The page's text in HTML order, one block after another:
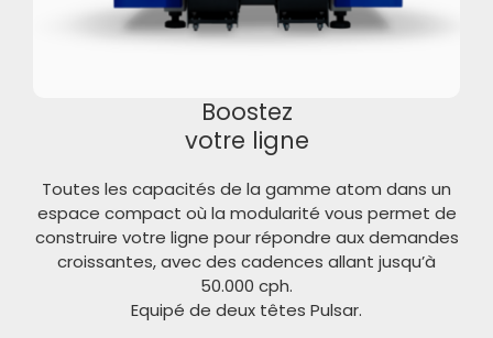
Boostez
votre ligne
Toutes les capacités de la gamme atom dans un
espace compact où la modularité vous permet de
construire votre ligne pour répondre aux demandes
croissantes, avec des cadences allant jusqu’à
50.000 cph.
Equipé de deux têtes Pulsar.